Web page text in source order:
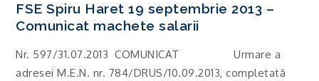
FSE Spiru Haret 19 septembrie 2013 –
Comunicat machete salarii
Nr. 597/31.07.2013 COMUNICAT Urmare a
adresei M.E.N. nr. 784/DRUS/10.09.2013, completată